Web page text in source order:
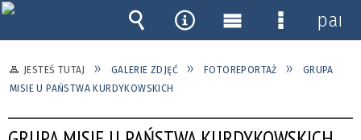
JESTEŚ TUTAJ GALERIE ZDJĘĆ FOTOREPORTAŻ
GRUPA
MISIE U PAŃSTWA KURDYKOWSKICH
Wyszukiwarka
Narzędzia
Menu
główne
Menu